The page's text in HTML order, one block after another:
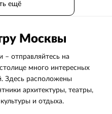
ещё
Москвы
– отправляйтесь на
много интересных
Здесь расположены
архитектуры, театры,
и отдыха.